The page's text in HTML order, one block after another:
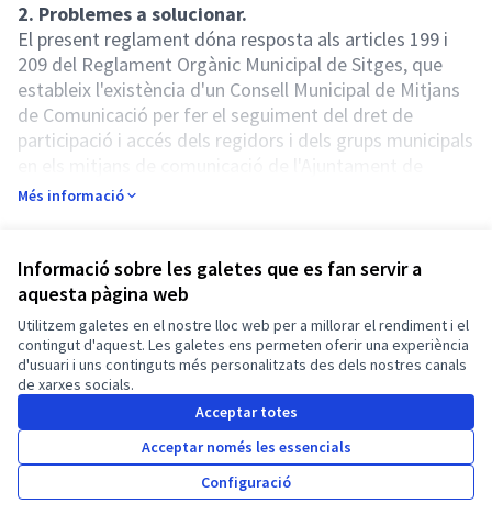
Informació sobre les galetes que es fan servir a
aquesta pàgina web
Utilitzem galetes en el nostre lloc web per a millorar el rendiment i el
contingut d'aquest. Les galetes ens permeten oferir una experiència
d'usuari i uns continguts més personalitzats des dels nostres canals
de xarxes socials.
Acceptar totes
Acceptar només les essencials
Configuració
2. Problemes a solucionar.
El present reglament dóna resposta als articles 199 i
209 del Reglament Orgànic Municipal de Sitges, que
estableix l'existència d'un Consell Municipal de Mitjans
de Comunicació per fer el seguiment del dret de
participació i accés dels regidors i dels grups municipals
Sitges.
quotidiana dels mitjans de comunicació públics amb el
Ple municipal, per complir els preceptes de la Llei
22/2005, de 29 de desembre, de Comunicació
Audiovisual de Catalunya. Aquest reglament es
complementa amb el reglament específic de
funcionament i organització dels mitjans municipals de
l'Ajuntament de Sitges.
3. Necessitat i oportunitat.
El Consell Municipal de Mitjans de Comunicació de
Sitges és un òrgan de participació sectorial de
Més informació
Referència: sitges-PART-2022-06-776
Termes i condicions d'ús
Configuració de les galetes
Triar la llenguaElegir el idioma
Web creada ambprogramari lliure .
Amb
(Enllaç